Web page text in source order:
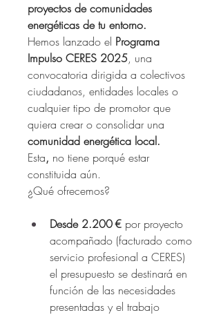
proyectos de comunidades
energéticas de tu entorno.
Hemos lanzado el Programa
Impulso CERES 2025, una
convocatoria dirigida a colectivos
ciudadanos, entidades locales o
cualquier tipo de promotor que
comunidad energética local.
Esta, no tiene porqué estar
constituida aún.
¿Qué ofrecemos?
Desde 2.200 € por proyecto
acompañado (facturado como
servicio profesional a CERES)
el presupuesto se destinará en
función de las necesidades
presentadas y el trabajo